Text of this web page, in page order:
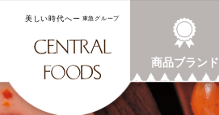
CENTRAL FOODS
商品ブランド